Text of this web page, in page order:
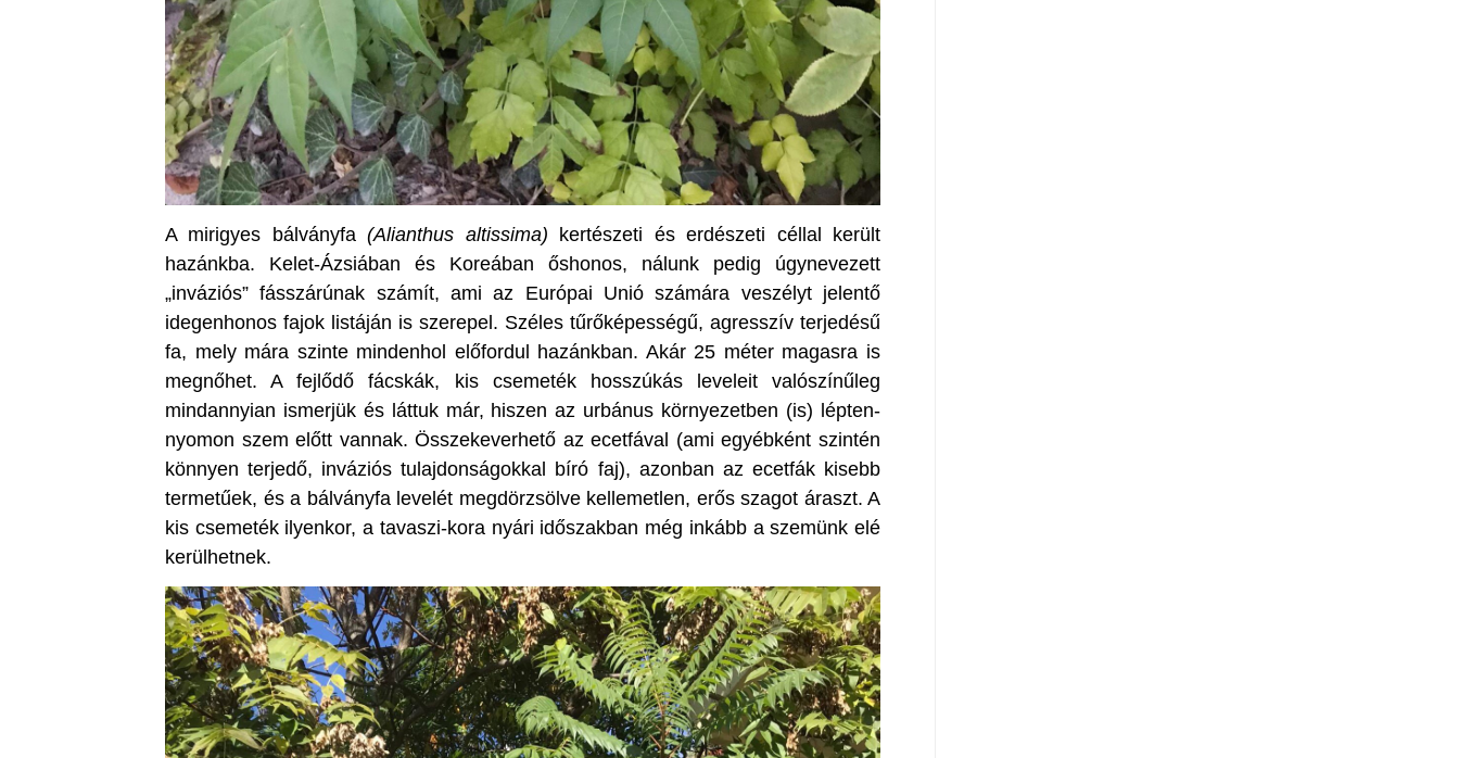
A mirigyes bálványfa(Alianthus altissima) kertészeti és erdészeti céllal került
hazánkba. Kelet-Ázsiában és Koreában őshonos, nálunk pedig úgynevezett
„inváziós” fásszárúnak számít, ami az Európai Unió számára veszélyt jelentő
idegenhonos fajok listáján is szerepel. Széles tűrőképességű, agresszív terjedésű
fa, mely mára szinte mindenhol előfordul hazánkban. Akár 25 méter magasra is
megnőhet. A fejlődő fácskák, kis csemeték hosszúkás leveleit valószínűleg
mindannyian ismerjük és láttuk már, hiszen az urbánus környezetben (is) lépten-
nyomon szem előtt vannak. Összekeverhető az ecetfával (ami egyébként szintén
könnyen terjedő, inváziós tulajdonságokkal bíró faj), azonban az ecetfák kisebb
termetűek, és a bálványfa levelét megdörzsölve kellemetlen, erős szagot áraszt. A
kis csemeték ilyenkor, a tavaszi-kora nyári időszakban még inkább a szemünk elé
kerülhetnek.